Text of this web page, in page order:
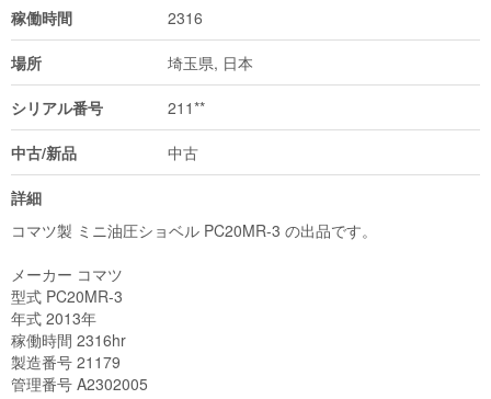
稼働時間 2316
場所 埼玉県, 日本
シリアル番号 211**
中古/新品 中古
詳細
コマツ製 ミニ油圧ショベル PC20MR-3 の出品です。
メーカー コマツ
型式 PC20MR-3
年式 2013年
稼働時間 2316hr
製造番号 21179
管理番号 A2302005